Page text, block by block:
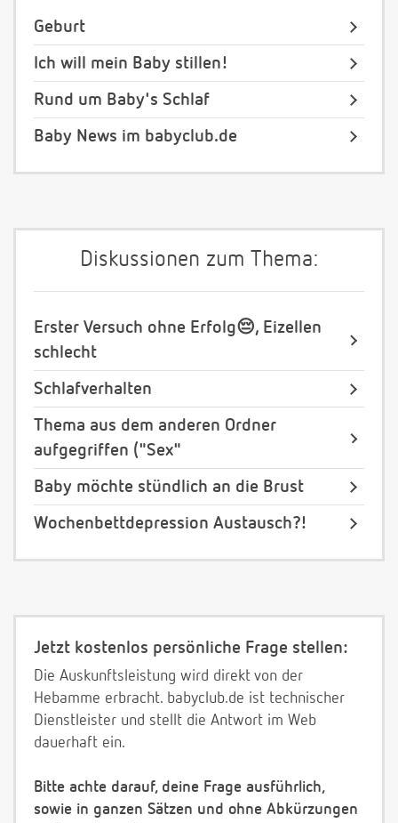
Geburt
Ich will mein Baby stillen!
Rund um Baby's Schlaf
Baby News im babyclub.de
Diskussionen zum Thema:
Erster Versuch ohne Erfolg😔, Eizellen
schlecht
Schlafverhalten
Thema aus dem anderen Ordner
aufgegriffen ("Sex"
Baby möchte stündlich an die Brust
Wochenbettdepression Austausch?!
Jetzt kostenlos persönliche Frage stellen:
Die Auskunftsleistung wird direkt von der
Hebamme erbracht. babyclub.de ist technischer
Dienstleister und stellt die Antwort im Web
dauerhaft ein.
Bitte achte darauf, deine Frage ausführlich,
sowie in ganzen Sätzen und ohne Abkürzungen